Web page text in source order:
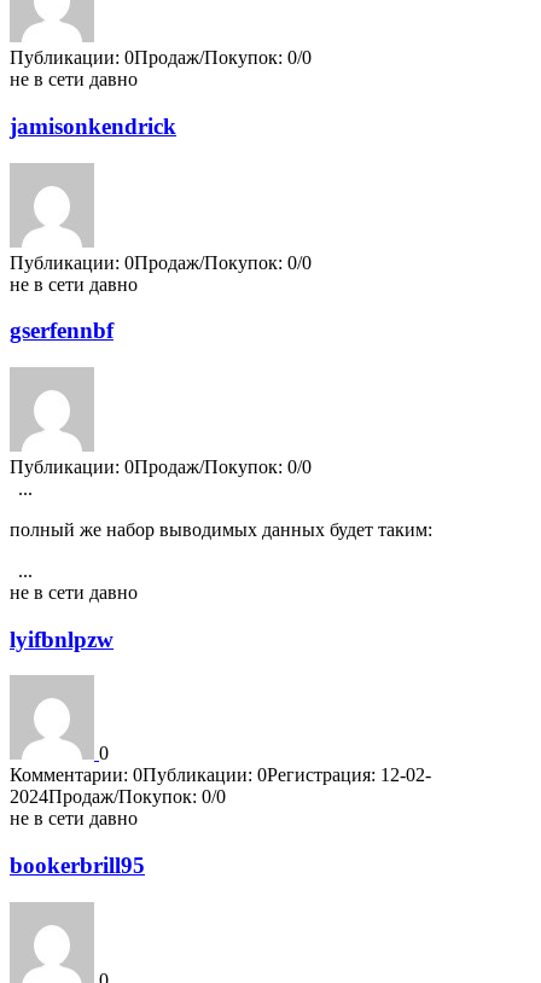
Публикации: 0Продаж/Покупок: 0/0
не в сети давно
jamisonkendrick
Публикации: 0Продаж/Покупок: 0/0
не в сети давно
gserfennbf
Публикации: 0Продаж/Покупок: 0/0
...
полный же набор выводимых данных будет таким:
...
не в сети давно
lyifbnlpzw
0
Комментарии: 0Публикации: 0Регистрация: 12-02-
2024Продаж/Покупок: 0/0
не в сети давно
bookerbrill95